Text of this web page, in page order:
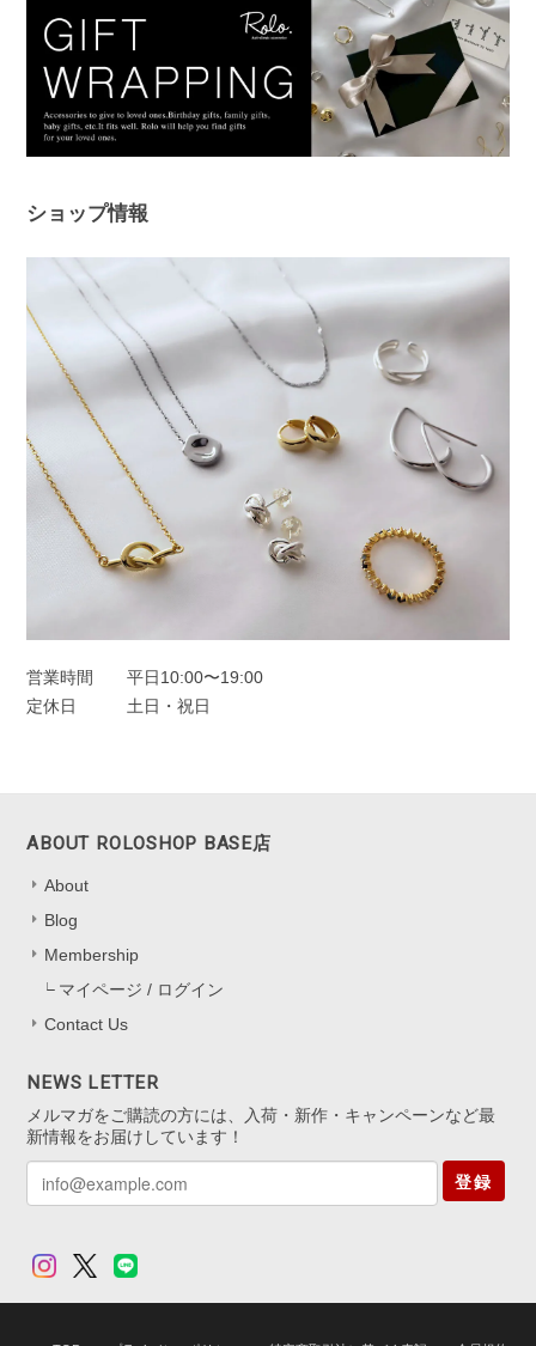
ルバーでどんなファションにも合うため、たくさん使わせていただき
ます。 ありがとうございました。
このたびは、Rolo.をご利用いただき有
難うございます。 痒みや違和感が出て
しまっていた中、当店ピアスを使ってい
常の中で、たくさんご活用ください。
このたびは本当にありがとうございまし
フープピアス シルバー925
シルバー
2025/11/22
快適にお使いいただけると思います。
添えられますように。 またいつでも気
軽にお立ち寄りくださいね。
2025/11/13
ショップ情報
営業時間
平日10:00〜19:00
定休日
土日・祝日
ABOUT ROLOSHOP BASE店
About
Blog
Membership
マイページ / ログイン
Contact Us
NEWS LETTER
メルマガをご購読の方には、入荷・新作・キャンペーンなど最
新情報をお届けしています！
登録